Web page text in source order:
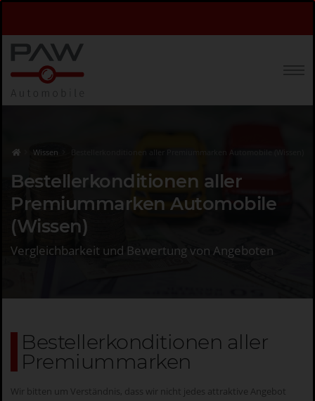
Wissen Bestellerkonditionen aller Premiummarken Automobile (Wissen)
Bestellerkonditionen aller
Premiummarken Automobile
(Wissen)
Vergleichbarkeit und Bewertung von Angeboten
Bestellerkonditionen aller
Premiummarken
Wir bitten um Verständnis, dass wir nicht jedes attraktive Angebot